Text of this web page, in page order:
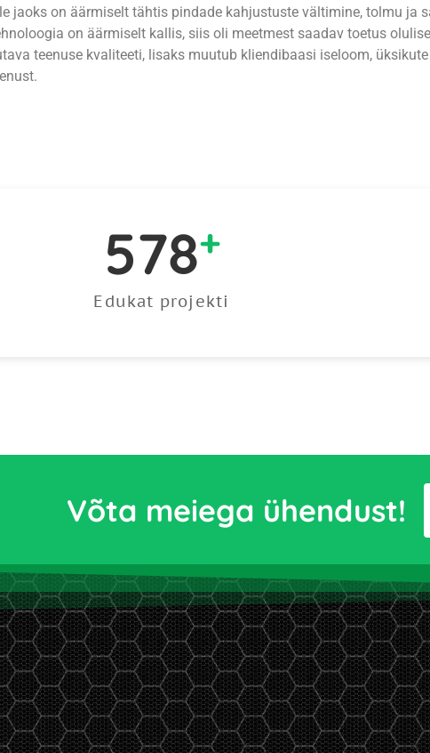
jaoks on äärmiselt tähtis pindade kahjustuste vältimine, tolmu ja
on äärmiselt kallis, siis oli meetmest saadav toetus
teenuse kvaliteeti, lisaks muutub kliendibaasi iseloom,
Edukat projekti
747+
Võta meiega ühendust!